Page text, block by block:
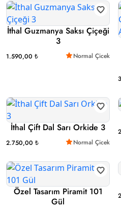
İthal Guzmanya Saksı Çiçeği
3
1.590,00 ₺ Normal Çicek
İthal Çift Dal Sarı Orkide 3
2.750,00 ₺ Normal Çicek
Özel Tasarım Piramit 101
Gül